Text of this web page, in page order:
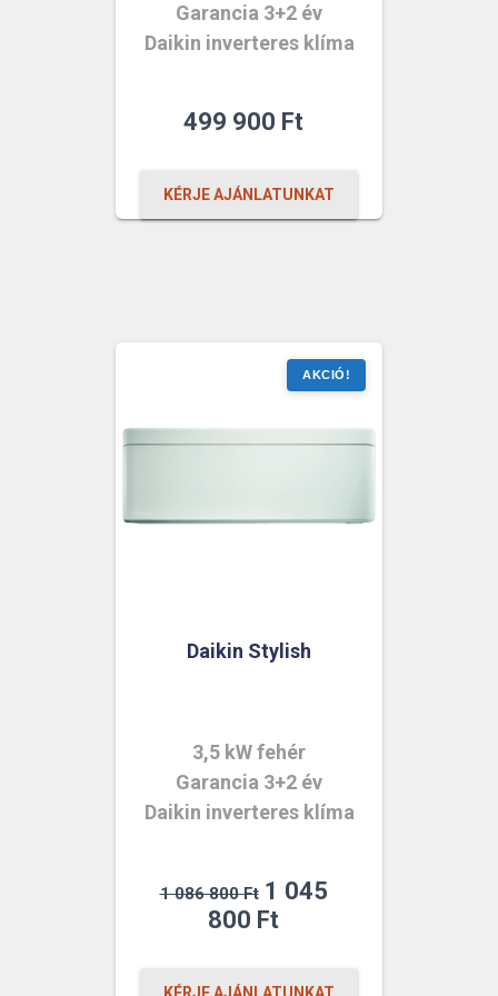
Garancia 3+2 év
Daikin inverteres klíma
499 900 Ft
KÉRJE AJÁNLATUNKAT
Daikin Stylish
3,5 kW fehér
Garancia 3+2 év
Daikin inverteres klíma
1 086 800Ft Original
price
1 045
800 FtCurrent